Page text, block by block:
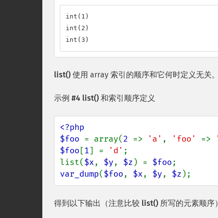
int(1)
int(2)
int(3)
list() 使用 array 索引的顺序和它何时定义无关。
示例 #4 list() 和索引顺序定义
<?php
$foo = array(2 => 'a' , 'foo' =>
$foo [1] = 'd' ;
list($x, $y, $z ) = $foo
var_dump($foo, $x, $y, $z );
得到以下输出（注意比较 list() 所写的元素顺序